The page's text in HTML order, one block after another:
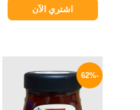
اشتري الآن
-62%
الأصلي
هو:
450 EGP.
الحالي
169 EGP.